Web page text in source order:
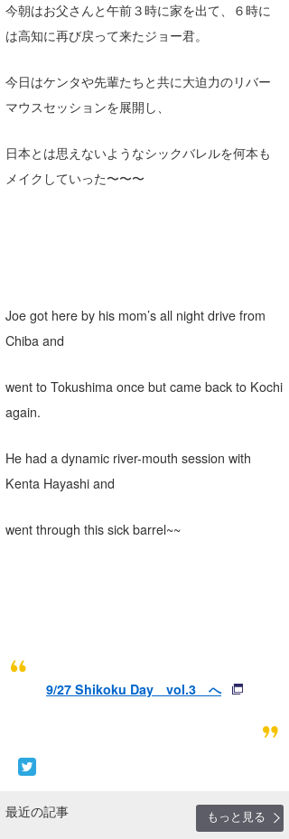
今朝はお父さんと午前３時に家を出て、６時に
は高知に再び戻って来たジョー君。
今日はケンタや先輩たちと共に大迫力のリバー
マウスセッションを展開し、
日本とは思えないようなシックバレルを何本も
メイクしていった〜〜〜
Joe got here by his mom’s all night drive from
Chiba and
went to Tokushima once but came back to Kochi
again.
He had a dynamic river-mouth session with
Kenta Hayashi and
went through this sick barrel~~
9/27 Shikoku Day vol.3 へ
最近の記事
もっと見る